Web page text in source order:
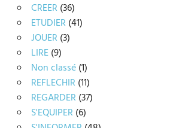
CREER (36)
ETUDIER (41)
JOUER (3)
LIRE(9)
Non classé(1)
REFLECHIR (11)
REGARDER (37)
S'EQUIPER (6)